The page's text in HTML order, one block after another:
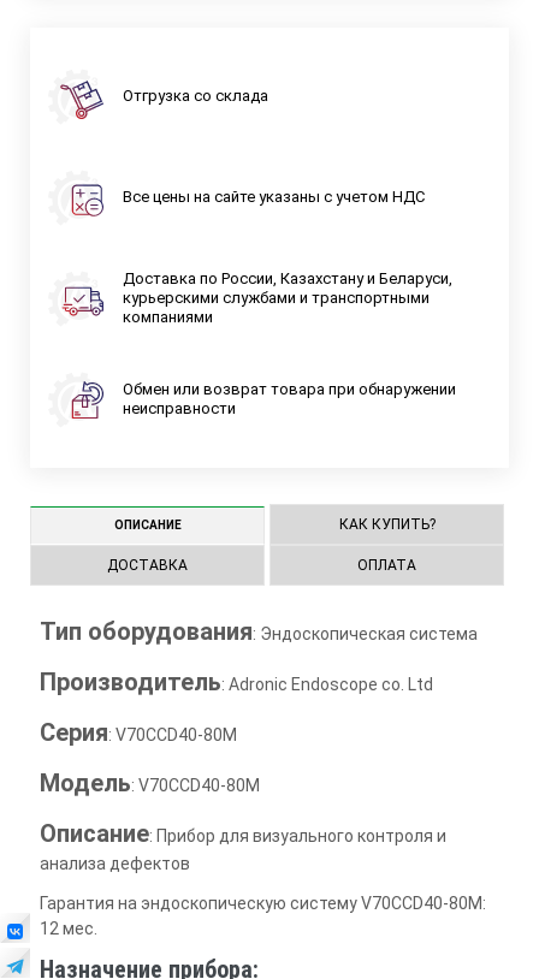
Отгрузка со склада
Все цены на сайте указаны с учетом НДС
Доставка по России, Казахстану и Беларуси,
курьерскими службами и транспортными
компаниями
Обмен или возврат товара при обнаружении
неисправности
ОПИСАНИЕ КАК КУПИТЬ?
ДОСТАВКА ОПЛАТА
Тип оборудования: Эндоскопическая система
Производитель: Adronic Endoscope co. Ltd
Серия: V70CCD40-80M
Модель: V70CCD40-80M
Описание: Прибор для визуального контроля и
анализа дефектов
Гарантия на эндоскопическую систему V70CCD40-80M:
12 мес.
Назначение прибора: